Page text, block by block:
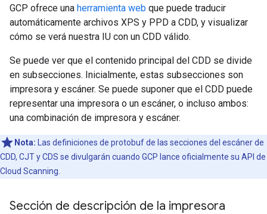
GCP ofrece una herramienta web que puede traducir
automáticamente archivos XPS y PPD a CDD, y visualizar
cómo se verá nuestra IU con un CDD válido.
Se puede ver que el contenido principal del CDD se divide
en subsecciones. Inicialmente, estas subsecciones son
impresora y escáner. Se puede suponer que el CDD puede
representar una impresora o un escáner, o incluso ambos:
una combinación de impresora y escáner.
Nota: Las definiciones de protobuf de las secciones del escáner de
CDD, CJT y CDS se divulgarán cuando GCP lance oficialmente su API de
Cloud Scanning.
Sección de descripción de la impresora